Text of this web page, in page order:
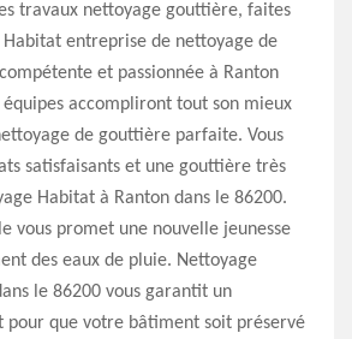
travaux nettoyage gouttière, faites
entreprise de nettoyage de
et passionnée à Ranton
équipes accompliront tout son mieux
de gouttière parfaite. Vous
satisfaisants et une gouttière très
Habitat à Ranton dans le 86200.
vous promet une nouvelle jeunesse
des eaux de pluie. Nettoyage
le 86200 vous garantit un
pour que votre bâtiment soit préservé